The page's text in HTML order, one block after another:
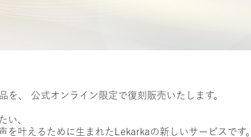
、 公式オンライン限定で復刻販売いたします。
い、
叶えるために生まれたLekarkaの新しいサービスです。